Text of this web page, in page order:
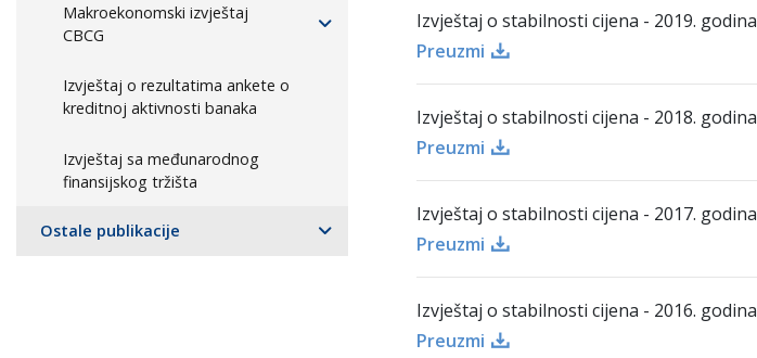
Makroekonomski izvještaj
CBCG
Izvještaj o rezultatima ankete o
kreditnoj aktivnosti banaka
Izvještaj sa međunarodnog
finansijskog tržišta
Ostale publikacije
Izvještaj o stabilnosti cijena - 2019. godina
Preuzmi
Izvještaj o stabilnosti cijena - 2018. godina
Preuzmi
Izvještaj o stabilnosti cijena - 2017. godina
Preuzmi
Izvještaj o stabilnosti cijena - 2016. godina
Preuzmi